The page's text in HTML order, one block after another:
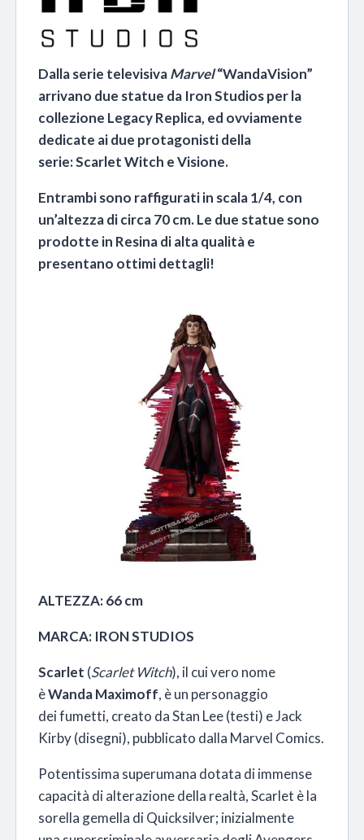
Dalla serie televisivaMarvel“WandaVision”
arrivano due statue da Iron Studios per la
collezione Legacy Replica, ed ovviamente
dedicate ai due protagonisti della
serie: Scarlet Witch e Visione.
Entrambi sono raffigurati in scala 1/4, con
un’altezza di circa 70 cm. Le due statue sono
prodotte in Resina di alta qualità e
presentano ottimi dettagli!
ALTEZZA: 66 cm
MARCA: IRON STUDIOS
Scarlet (Scarlet Witch), il cui vero nome
èWanda Maximoff, è un personaggio
dei fumetti, creato da Stan Lee (testi) e Jack
Kirby (disegni), pubblicato dalla Marvel Comics.
Potentissima superumana dotata di immense
capacità di alterazione della realtà, Scarlet è la
sorella gemella di Quicksilver; inizialmente